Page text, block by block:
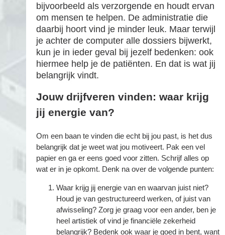
bijvoorbeeld als verzorgende en houdt ervan
om mensen te helpen. De administratie die
daarbij hoort vind je minder leuk. Maar terwijl
je achter de computer alle dossiers bijwerkt,
kun je in ieder geval bij jezelf bedenken: ook
hiermee help je de patiënten. En dat is wat jij
belangrijk vindt.
Jouw drijfveren vinden: waar krijg
jij energie van?
Om een baan te vinden die echt bij jou past, is het dus
belangrijk dat je weet wat jou motiveert. Pak een vel
papier en ga er eens goed voor zitten. Schrijf alles op
wat er in je opkomt. Denk na over de volgende punten:
Waar krijg jij energie van en waarvan juist niet?
Houd je van gestructureerd werken, of juist van
afwisseling? Zorg je graag voor een ander, ben je
heel artistiek of vind je financiële zekerheid
belangrijk? Bedenk ook waar je goed in bent, want